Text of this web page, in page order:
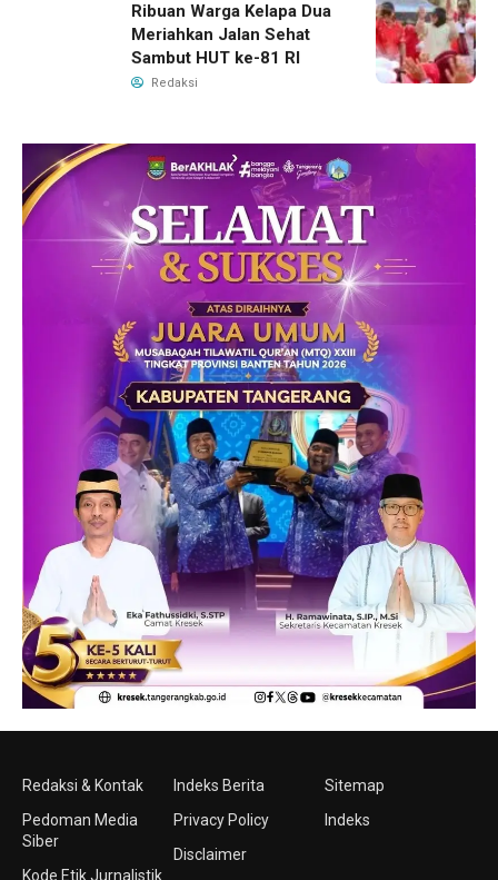
Ribuan Warga Kelapa Dua
Meriahkan Jalan Sehat
Sambut HUT ke-81 RI
Redaksi
Redaksi & Kontak
Pedoman Media
Siber
Kode Etik Jurnalistik
Indeks Berita
Privacy Policy
Disclaimer
Sitemap
Indeks